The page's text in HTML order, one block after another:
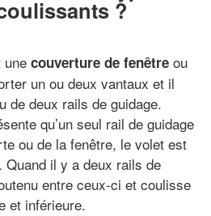
?
une couverture de fenêtre ou
un ou deux vantaux et il
de deux rails de guidage.
qu’un seul rail de guidage
ou de la fenêtre, le volet est
Quand il y a deux rails de
entre ceux-ci et coulisse
et inférieure.